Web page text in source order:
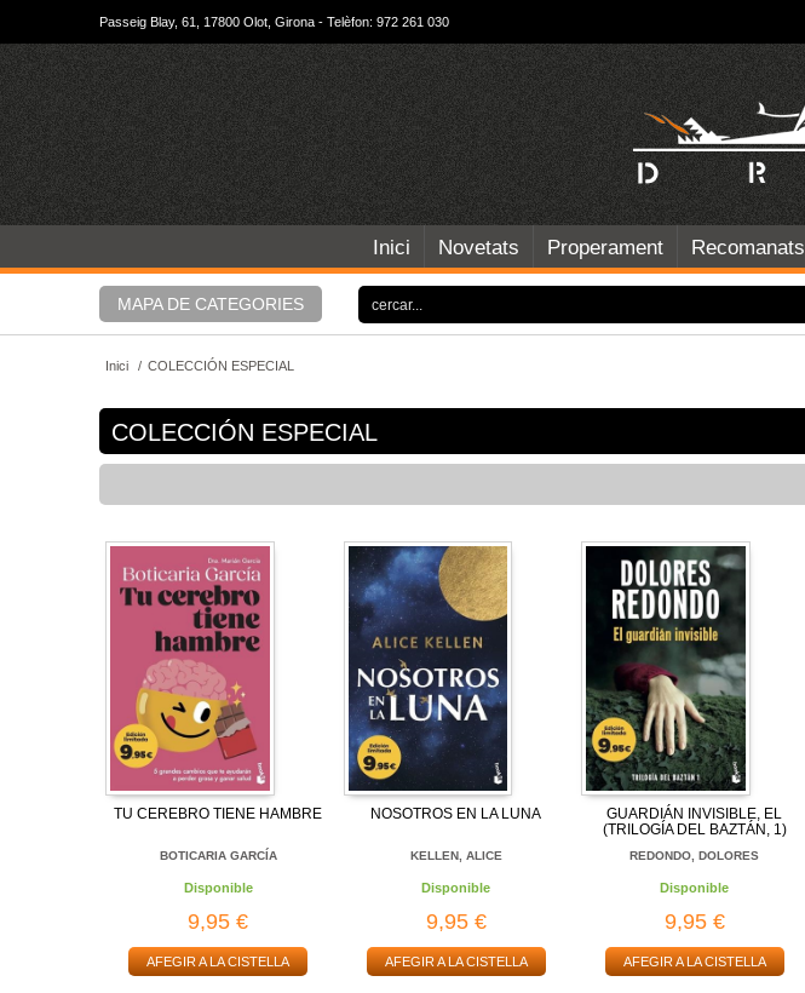
Passeig Blay, 61, 17800 Olot, Girona - Telèfon: 972 261 030
Inici Novetats Properament Recomanats
MAPA DE CATEGORIES
Inici / COLECCIÓN ESPECIAL
COLECCIÓN ESPECIAL
TU CEREBRO TIENE HAMBRE
BOTICARIA GARCÍA
Disponible
9,95 €
AFEGIR A LA CISTELLA
NOSOTROS EN LA LUNA
KELLEN, ALICE
Disponible
9,95 €
AFEGIR A LA CISTELLA
GUARDIÁN INVISIBLE, EL
(TRILOGÍA DEL BAZTÁN, 1)
REDONDO, DOLORES
Disponible
9,95 €
AFEGIR A LA CISTELLA